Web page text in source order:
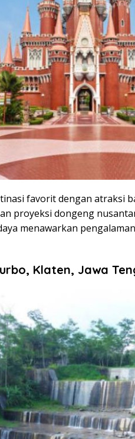
favorit dengan atraksi
proyeksi dongeng
menawarkan
Klaten, Jawa